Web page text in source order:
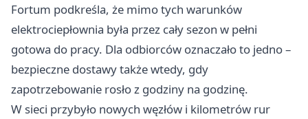
Fortum podkreśla, że mimo tych warunków
elektrociepłownia była przez cały sezon w pełni
gotowa do pracy. Dla odbiorców oznaczało to jedno –
bezpieczne dostawy także wtedy, gdy
zapotrzebowanie rosło z godziny na godzinę.
W sieci przybyło nowych węzłów i kilometrów rur